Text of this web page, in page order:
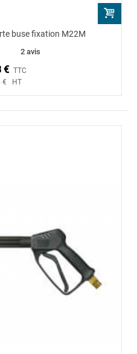
buse fixation M22M
2 avis
€ TTC
€ HT